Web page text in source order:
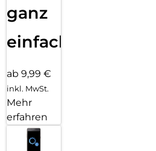
ganz
einfach
ab 9,99 €
inkl. MwSt.
Mehr
erfahren